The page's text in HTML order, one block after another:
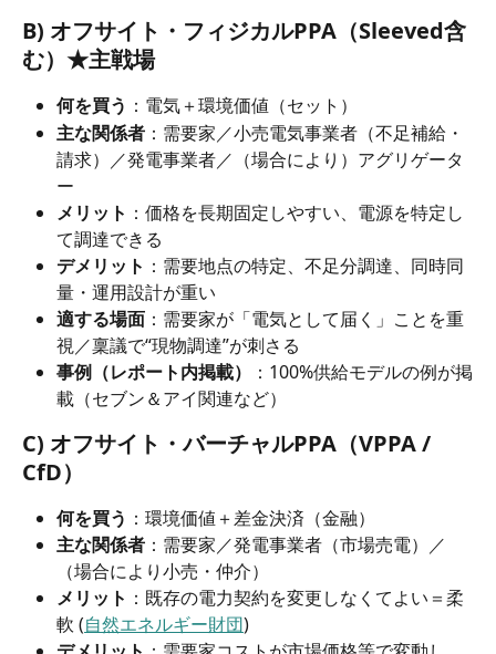
B) オフサイト・フィジカルPPA（Sleeved含
む）★主戦場
何を買う ：電気＋環境価値（セット）
主な関係者 ：需要家／小売電気事業者（不足補給・
請求）／発電事業者／（場合により）アグリゲータ
ー
メリット ：価格を長期固定しやすい、電源を特定し
て調達できる
デメリット ：需要地点の特定、不足分調達、同時同
量・運用設計が重い
適する場面 ：需要家が「電気として届く」ことを重
視／稟議で“現物調達”が刺さる
事例（レポート内掲載）
：100%供給モデルの例が掲
載（セブン＆アイ関連など）
C) オフサイト・バーチャルPPA（VPPA /
CfD）
何を買う ：環境価値＋差金決済（金融）
主な関係者 ：需要家／発電事業者（市場売電）／
（場合により小売・仲介）
メリット ：既存の電力契約を変更しなくてよい＝柔
軟 (自然エネルギー財団)